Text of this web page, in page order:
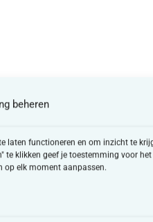
beheren
laten functioneren en om inzicht te
te klikken geef je toestemming voor het
op elk moment aanpassen.